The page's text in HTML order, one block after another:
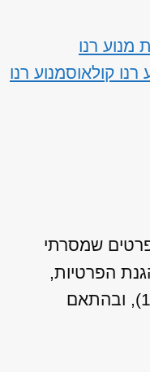
מנוע רנו
רנו קולאוסמנוע רנו
שמסרתי
הפרטיות,
התשמ"א–1981 (כולל תיקון 13), ובהתאם